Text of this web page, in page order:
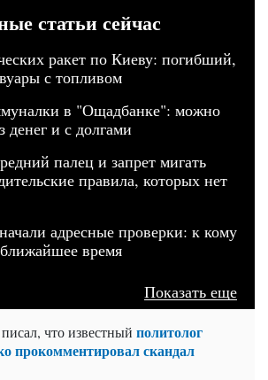
статьи сейчас
ракет по Киеву: погибший,
с топливом
в "Ощадбанке": можно
денег и с долгами
палец и запрет мигать
правила, которых нет
адресные проверки: к кому
время
Показать еще
что известный политолог
прокомментировал скандал